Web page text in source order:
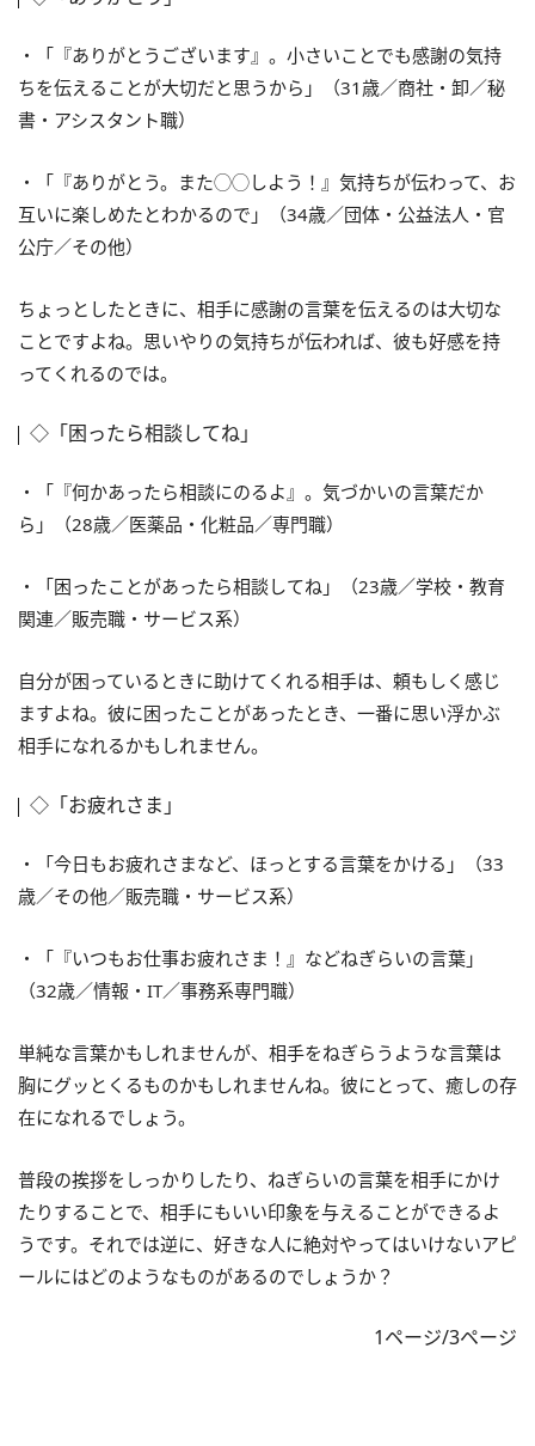
・「『ありがとうございます』。小さいことでも感謝の気持
ちを伝えることが大切だと思うから」（31歳／商社・卸／秘
書・アシスタント職）
・「『ありがとう。また◯◯しよう！』気持ちが伝わって、お
互いに楽しめたとわかるので」（34歳／団体・公益法人・官
公庁／その他）
ちょっとしたときに、相手に感謝の言葉を伝えるのは大切な
ことですよね。思いやりの気持ちが伝われば、彼も好感を持
ってくれるのでは。
◇「困ったら相談してね」
・「『何かあったら相談にのるよ』。気づかいの言葉だか
ら」（28歳／医薬品・化粧品／専門職）
・「困ったことがあったら相談してね」（23歳／学校・教育
関連／販売職・サービス系）
自分が困っているときに助けてくれる相手は、頼もしく感じ
ますよね。彼に困ったことがあったとき、一番に思い浮かぶ
相手になれるかもしれません。
◇「お疲れさま」
・「今日もお疲れさまなど、ほっとする言葉をかける」（33
歳／その他／販売職・サービス系）
・「『いつもお仕事お疲れさま！』などねぎらいの言葉」
（32歳／情報・IT／事務系専門職）
単純な言葉かもしれませんが、相手をねぎらうような言葉は
胸にグッとくるものかもしれませんね。彼にとって、癒しの存
在になれるでしょう。
普段の挨拶をしっかりしたり、ねぎらいの言葉を相手にかけ
たりすることで、相手にもいい印象を与えることができるよ
うです。それでは逆に、好きな人に絶対やってはいけないアピ
ールにはどのようなものがあるのでしょうか？
1ページ/3ページ